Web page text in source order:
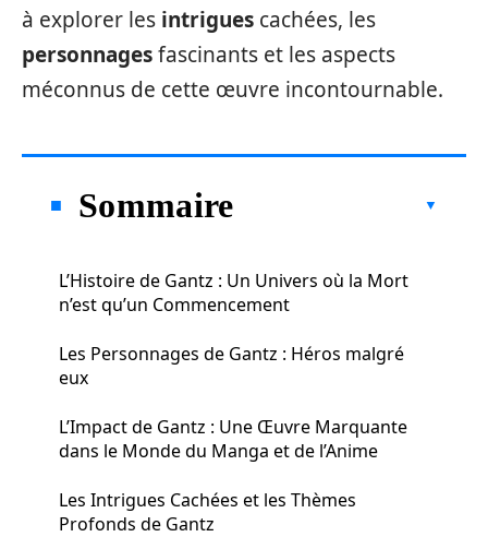
à explorer les intrigues cachées, les
personnagesfascinants et les aspects
méconnus de cette œuvre incontournable.
Sommaire
L’Histoire de Gantz : Un Univers où la Mort
n’est qu’un Commencement
Les Personnages de Gantz : Héros malgré
eux
L’Impact de Gantz : Une Œuvre Marquante
dans le Monde du Manga et de l’Anime
Les Intrigues Cachées et les Thèmes
Profonds de Gantz